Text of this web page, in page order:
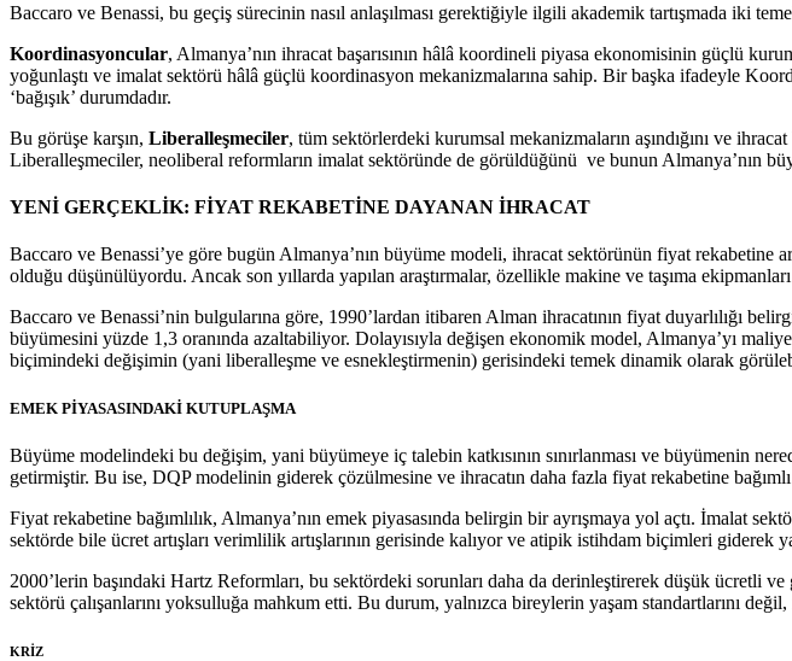
Baccaro ve Benassi, bu geçiş sürecinin nasıl anlaşılması gerektiğiyle ilgili akademik tartışmada iki
Koordinasyoncular, Almanya’nın ihracat başarısının hâlâ koordineli piyasa ekonomisinin güçlü
yoğunlaştı ve imalat sektörü hâlâ güçlü koordinasyon mekanizmalarına sahip. Bir başka ifadeyle
‘bağışık’ durumdadır.
Bu görüşe karşın, Liberalleşmeciler, tüm sektörlerdeki kurumsal mekanizmaların aşındığını ve
Liberalleşmeciler, neoliberal reformların imalat sektöründe de görüldüğünü ve bunun Almanya’nın
YENİ GERÇEKLİK: FİYAT REKABETİNE DAYANAN İHRACAT
Baccaro ve Benassi’ye göre bugün Almanya’nın büyüme modeli, ihracat sektörünün fiyat rekabetine
olduğu düşünülüyordu. Ancak son yıllarda yapılan araştırmalar, özellikle makine ve taşıma
Baccaro ve Benassi’nin bulgularına göre, 1990’lardan itibaren Alman ihracatının fiyat duyarlılığı
büyümesini yüzde 1,3 oranında azaltabiliyor. Dolayısıyla değişen ekonomik model, Almanya’yı
biçimindeki değişimin (yani liberalleşme ve esnekleştirmenin) gerisindeki temek dinamik olarak
EMEK PİYASASINDAKİ KUTUPLAŞMA
Büyüme modelindeki bu değişim, yani büyümeye iç talebin katkısının sınırlanması ve büyümenin
getirmiştir. Bu ise, DQP modelinin giderek çözülmesine ve ihracatın daha fazla fiyat rekabetine
Fiyat rekabetine bağımlılık, Almanya’nın emek piyasasında belirgin bir ayrışmaya yol açtı. İmalat
sektörde bile ücret artışları verimlilik artışlarının gerisinde kalıyor ve atipik istihdam biçimleri
2000’lerin başındaki Hartz Reformları, bu sektördeki sorunları daha da derinleştirerek düşük ücretli
sektörü çalışanlarını yoksulluğa mahkum etti. Bu durum, yalnızca bireylerin yaşam standartlarını
KRİZ